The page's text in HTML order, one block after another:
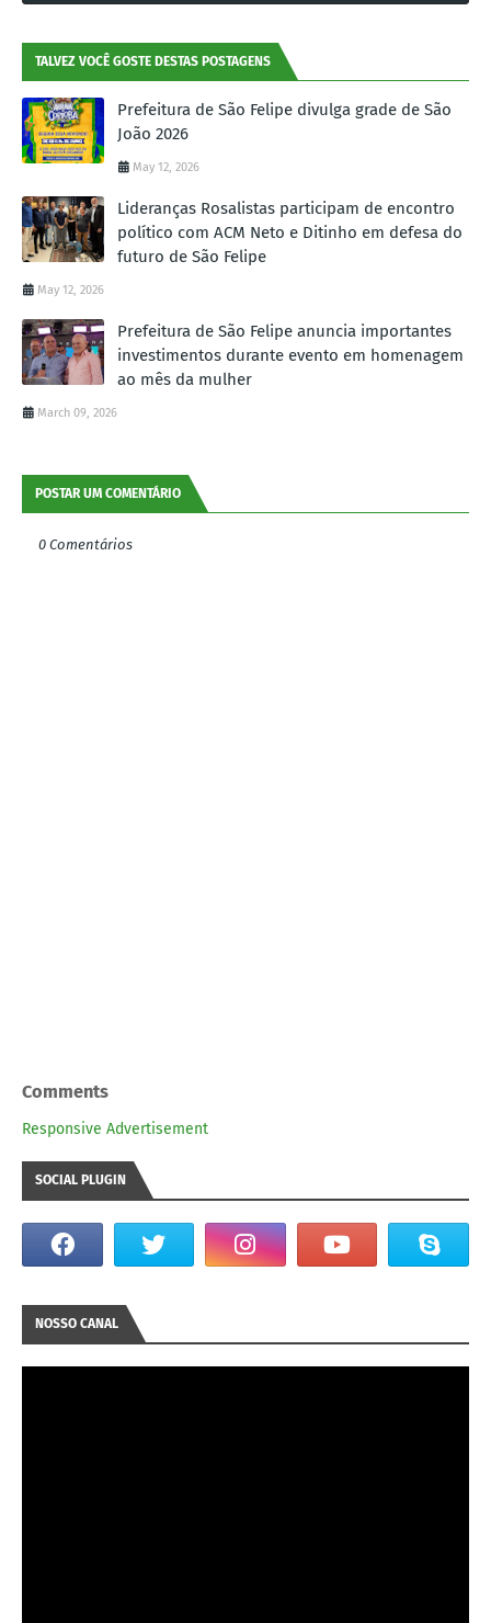
TALVEZ VOCÊ GOSTE DESTAS POSTAGENS
Prefeitura de São Felipe divulga grade de São
João 2026
May 12, 2026
Lideranças Rosalistas participam de encontro
político com ACM Neto e Ditinho em defesa do
futuro de São Felipe
May 12, 2026
Prefeitura de São Felipe anuncia importantes
investimentos durante evento em homenagem
ao mês da mulher
March 09, 2026
POSTAR UM COMENTÁRIO
0 Comentários
Comments
Responsive Advertisement
SOCIAL PLUGIN
NOSSO CANAL